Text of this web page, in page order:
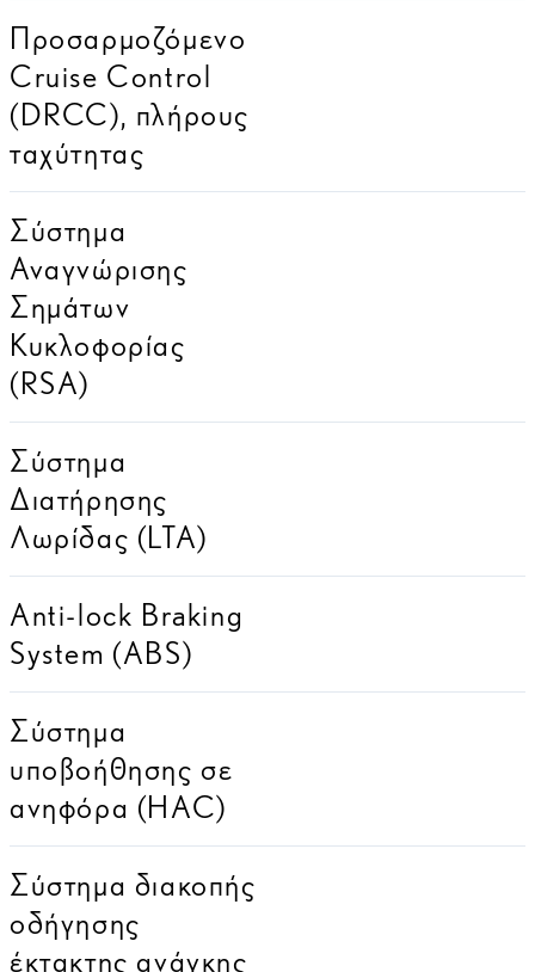
Προσαρμοζόμενο
Cruise Control
(DRCC), πλήρους
ταχύτητας
Σύστημα
Αναγνώρισης
Σημάτων
Κυκλοφορίας
(RSA)
Σύστημα
Διατήρησης
Λωρίδας (LTA)
Anti-lock Braking
System (ABS)
Σύστημα
υποβοήθησης σε
ανηφόρα (HAC)
Σύστημα διακοπής
οδήγησης
έκτακτης ανάγκης